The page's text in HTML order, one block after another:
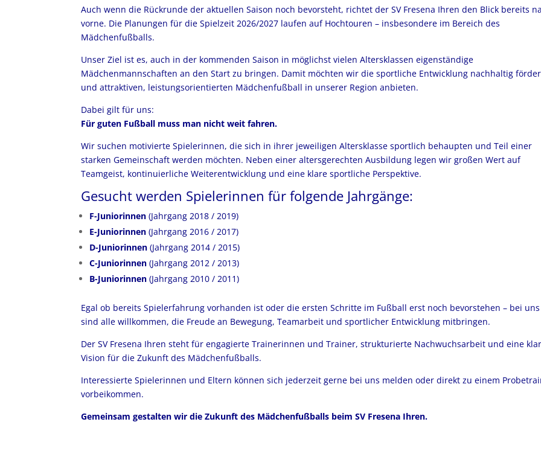
Auch wenn die Rückrunde der aktuellen Saison noch bevorsteht, richtet der SV Fresena Ihren den Blick bereits
vorne. Die Planungen für die Spielzeit 2026/2027 laufen auf Hochtouren – insbesondere im Bereich des
Mädchenfußballs.
Unser Ziel ist es, auch in der kommenden Saison in möglichst vielen Altersklassen eigenständige
Mädchenmannschaften an den Start zu bringen. Damit möchten wir die sportliche Entwicklung nachhaltig
und attraktiven, leistungsorientierten Mädchenfußball in unserer Region anbieten.
Dabei gilt für uns:
Für guten Fußball muss man nicht weit fahren.
Wir suchen motivierte Spielerinnen, die sich in ihrer jeweiligen Altersklasse sportlich behaupten und Teil einer
starken Gemeinschaft werden möchten. Neben einer altersgerechten Ausbildung legen wir großen Wert auf
Teamgeist, kontinuierliche Weiterentwicklung und eine klare sportliche Perspektive.
Gesucht werden Spielerinnen für folgende Jahrgänge:
F-Juniorinnen (Jahrgang 2018 / 2019)
E-Juniorinnen (Jahrgang 2016 / 2017)
D-Juniorinnen (Jahrgang 2014 / 2015)
C-Juniorinnen (Jahrgang 2012 / 2013)
B-Juniorinnen (Jahrgang 2010 / 2011)
Egal ob bereits Spielerfahrung vorhanden ist oder die ersten Schritte im Fußball erst noch bevorstehen – bei uns
sind alle willkommen, die Freude an Bewegung, Teamarbeit und sportlicher Entwicklung mitbringen.
Der SV Fresena Ihren steht für engagierte Trainerinnen und Trainer, strukturierte Nachwuchsarbeit und eine
Vision für die Zukunft des Mädchenfußballs.
Interessierte Spielerinnen und Eltern können sich jederzeit gerne bei uns melden oder direkt zu einem
vorbeikommen.
Gemeinsam gestalten wir die Zukunft des Mädchenfußballs beim SV Fresena Ihren.